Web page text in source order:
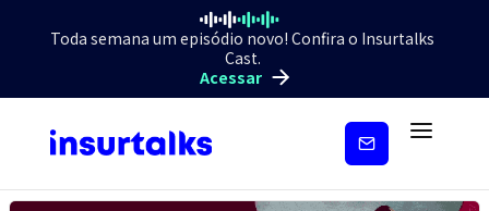
Toda semana um episódio novo! Confira o Insurtalks
Cast.
Acessar
Inscreva-